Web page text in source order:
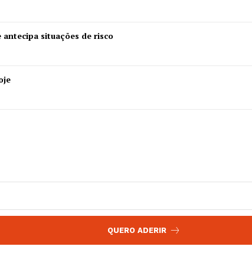
agora!situações de risco
QUERO ADERIR